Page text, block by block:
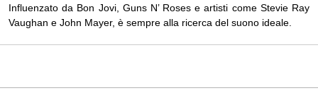
Influenzato da Bon Jovi, Guns N’ Roses e artisti come Stevie Ray
Vaughan e John Mayer, è sempre alla ricerca del suono ideale.